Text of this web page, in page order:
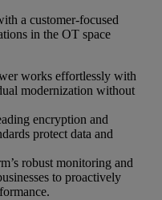
a customer-focused
in the OT space
works effortlessly with
modernization without
encryption and
protect data and
robust monitoring and
to proactively